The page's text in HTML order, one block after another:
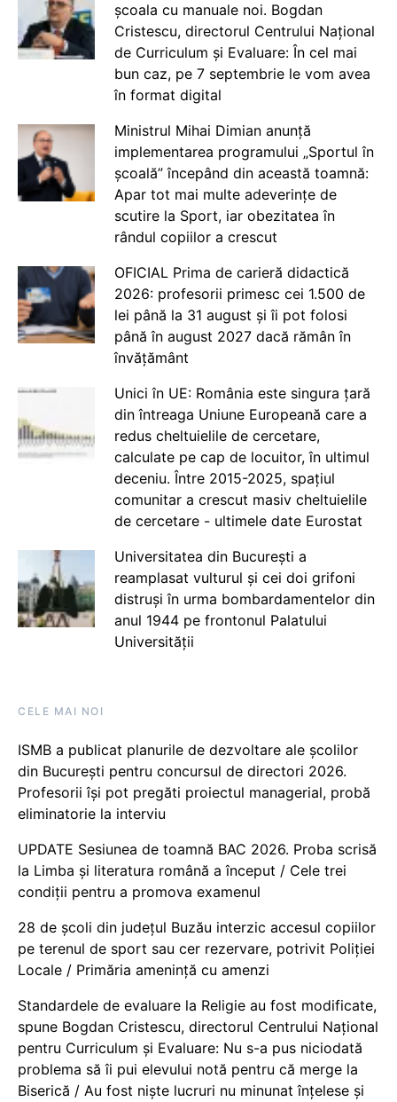
școala cu manuale noi. Bogdan
Cristescu, directorul Centrului Național
de Curriculum și Evaluare: În cel mai
bun caz, pe 7 septembrie le vom avea
în format digital
Ministrul Mihai Dimian anunță
implementarea programului „Sportul în
școală” începând din această toamnă:
Apar tot mai multe adeverințe de
scutire la Sport, iar obezitatea în
rândul copiilor a crescut
OFICIAL Prima de carieră didactică
2026: profesorii primesc cei 1.500 de
lei până la 31 august și îi pot folosi
până în august 2027 dacă rămân în
învățământ
Unici în UE: România este singura țară
din întreaga Uniune Europeană care a
redus cheltuielile de cercetare,
calculate pe cap de locuitor, în ultimul
deceniu. Între 2015-2025, spațiul
comunitar a crescut masiv cheltuielile
de cercetare - ultimele date Eurostat
Universitatea din București a
reamplasat vulturul și cei doi grifoni
distruși în urma bombardamentelor din
anul 1944 pe frontonul Palatului
Universității
CELE MAI NOI
ISMB a publicat planurile de dezvoltare ale școlilor
din București pentru concursul de directori 2026.
Profesorii își pot pregăti proiectul managerial, probă
eliminatorie la interviu
UPDATE Sesiunea de toamnă BAC 2026. Proba scrisă
la Limba și literatura română a început / Cele trei
condiții pentru a promova examenul
28 de școli din județul Buzău interzic accesul copiilor
pe terenul de sport sau cer rezervare, potrivit Poliției
Locale / Primăria amenință cu amenzi
Standardele de evaluare la Religie au fost modificate,
spune Bogdan Cristescu, directorul Centrului Național
pentru Curriculum și Evaluare: Nu s-a pus niciodată
problema să îi pui elevului notă pentru că merge la
Biserică / Au fost niște lucruri nu minunat înțelese și